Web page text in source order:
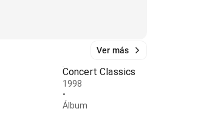
Ver más
Concert Classics
1998
•
Álbum